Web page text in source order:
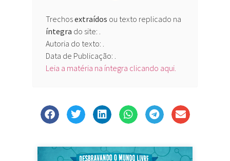
Trechosextraídos ou texto replicado na
íntegra do site:
Autoria do texto: .
Data de Publicação: .
Leia a matéria na íntegra clicando aqui.